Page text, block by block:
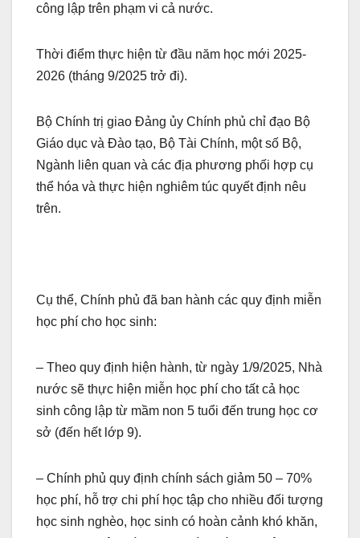
công lập trên phạm vi cả nước.
Thời điểm thực hiện từ đầu năm học mới 2025-
2026 (tháng 9/2025 trở đi).
Bộ Chính trị giao Đảng ủy Chính phủ chỉ đạo Bộ
Giáo dục và Đào tạo, Bộ Tài Chính, một số Bộ,
Ngành liên quan và các địa phương phối hợp cụ
thể hóa và thực hiện nghiêm túc quyết định nêu
trên.
Cụ thể, Chính phủ đã ban hành các quy định miễn
học phí cho học sinh:
– Theo quy định hiện hành, từ ngày 1/9/2025, Nhà
nước sẽ thực hiện miễn học phí cho tất cả học
sinh công lập từ mầm non 5 tuổi đến trung học cơ
sở (đến hết lớp 9).
– Chính phủ quy định chính sách giảm 50 – 70%
học phí, hỗ trợ chi phí học tập cho nhiều đối tượng
học sinh nghèo, học sinh có hoàn cảnh khó khăn,